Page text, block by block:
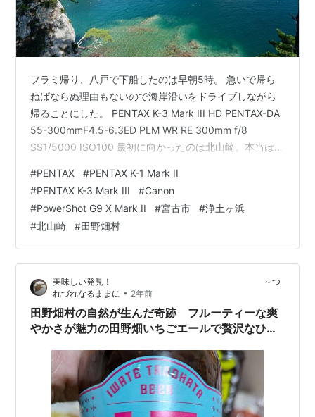
フラミ帰り、八戸で下船したのは早朝5時。 急いで帰ら
ねばならぬ理由もないので海岸沿いをドライブしながら
帰ることにした。 PENTAX K-3 Mark III HD PENTAX-DA
55-300mmF4.5-6.3ED PLM WR RE 300mm f/8
SS1/5000 ISO100 最初に向かったのは北山崎。本当は日
航行する船に感じる焼酎のCM感。 PENTAX K-1 Mark II
HD PENTAX-D FA★85mm F1.4 ED SDM AW f/8
SS1/100 ISO200 WBでそれっぽくしてはいるけど、本当
は…
#PENTAX #PENTAX K-1 Mark II
#PENTAX K-3 Mark III #Canon
#PowerShot G9 X Mark II #宮古市 #浄土ヶ浜
#北山崎 #田野畑村
美味しい発見！ ～つ
れづれなるままに • 2年前
田野畑村の自然が生んだ奇跡 フルーティーな爽
やかさが魅力の田野畑いちごエールで贅沢なひと